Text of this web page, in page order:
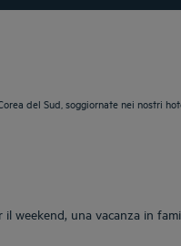
del Sud, soggiornate nei nostri
weekend, una vacanza in